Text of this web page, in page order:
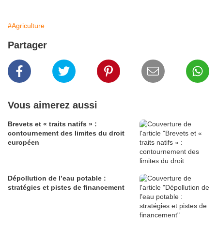
#Agriculture
Partager
Vous aimerez aussi
Brevets et « traits natifs » :
contournement des limites du droit
européen
Dépollution de l’eau potable :
stratégies et pistes de financement